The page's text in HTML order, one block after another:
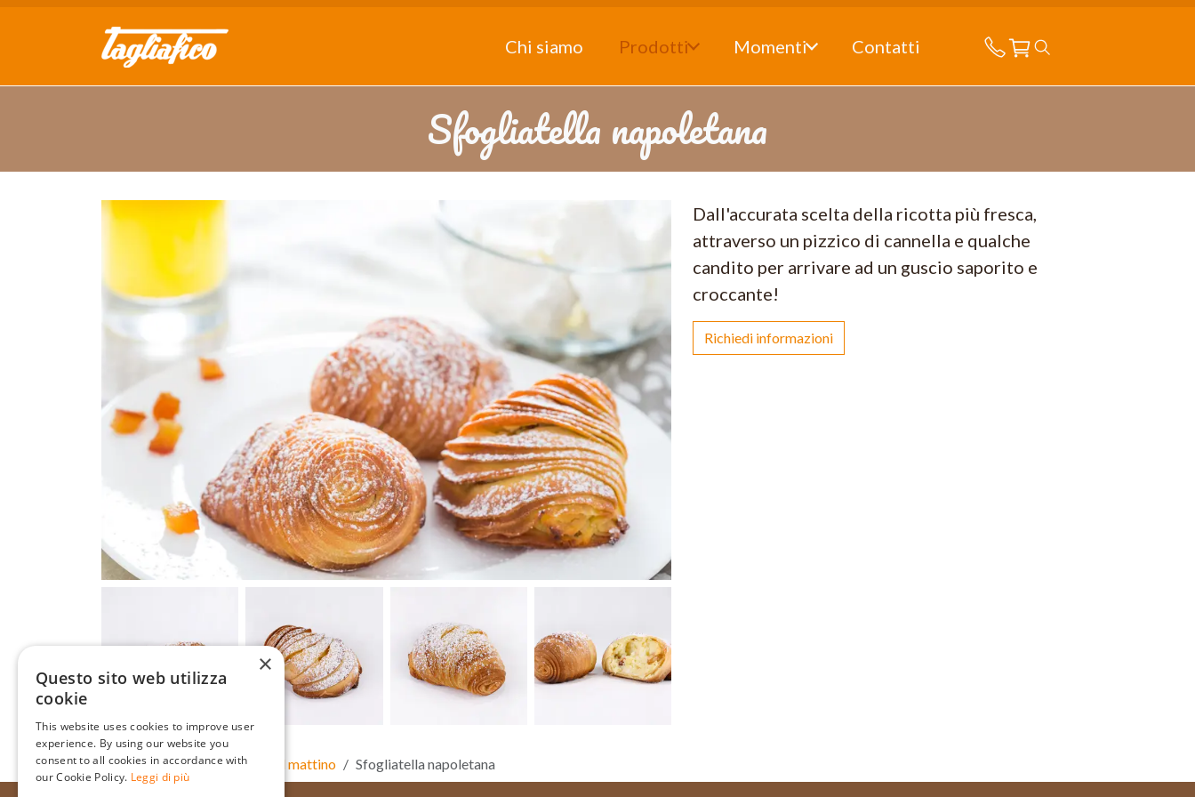
Chi siamo Prodotti Momenti Contatti
Sfogliatella napoletana
Dall'accurata scelta della ricotta più fresca,
attraverso un pizzico di cannella e qualche
candito per arrivare ad un guscio saporito e
croccante!
Richiedi informazioni
Home Prodotti Dolci del mattino Sfogliatella napoletana
×
Questo sito web utilizza
cookie
This website uses cookies to improve user
experience. By using our website you
consent to all cookies in accordance with
our Cookie Policy. Leggi di più